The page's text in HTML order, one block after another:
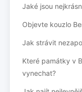
Jaké jsou
Objevte kouzlo
Jak strávit
Které památky v
vynechat?